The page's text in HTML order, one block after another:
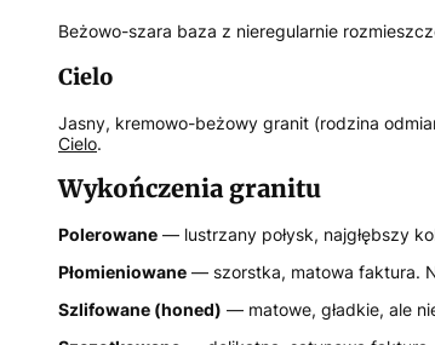
Beżowo-szara baza z nieregularnie
Cielo
Jasny, kremowo-beżowy granit (rodzina
Cielo.
Wykończenia granitu
Polerowane — lustrzany połysk, najgłębszy
Płomieniowane — szorstka, matowa faktura.
Szlifowane (honed) — matowe, gładkie, ale